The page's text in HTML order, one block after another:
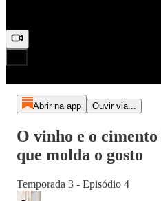
Abrir na app Ouvir via...
O vinho e o
que molda o gosto
Temporada 3 - Episódio 4